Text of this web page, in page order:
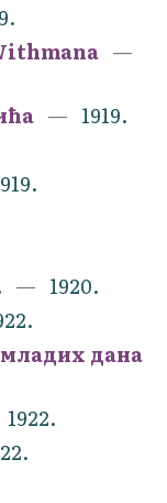
1919.
1920.
дана
1922.